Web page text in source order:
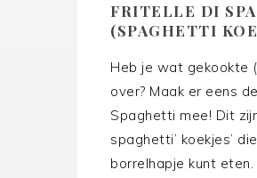
FRITELLE DI
(SPAGHETTI
Heb je wat gekookte
over? Maak er eens
Spaghetti mee! Dit
spaghetti’ koekjes’
borrelhapje kunt